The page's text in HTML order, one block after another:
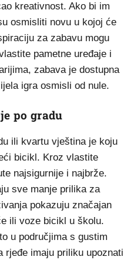
kreativnost. Ako bi im
osmisliti novu u kojoj će
za zabavu mogu
pametne uređaje i
zabava je dostupna
igra osmisli od nule.
po gradu
ili kvartu vještina je koju
bicikl. Kroz vlastite
najsigurnije i najbrže.
sve manje prilika za
pokazuju značajan
ili voze bicikl u školu.
u područjima s gustim
rjeđe imaju priliku upoznati